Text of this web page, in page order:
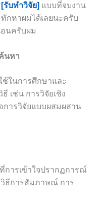
[รับทำวิจัย] แบบที่จบงาน
กหาผมได้เลยนะครับ
นครับผม
นหา
ช้ในการศึกษาและ
เช่น การวิจัยเชิง
ารวิจัยแบบผสมผสาน
การเข้าใจปรากฏการณ์
ธีการสัมภาษณ์ การ